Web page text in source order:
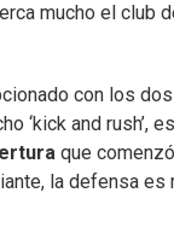
mucho el club
con los
‘kick and rush’,
que
la defensa es